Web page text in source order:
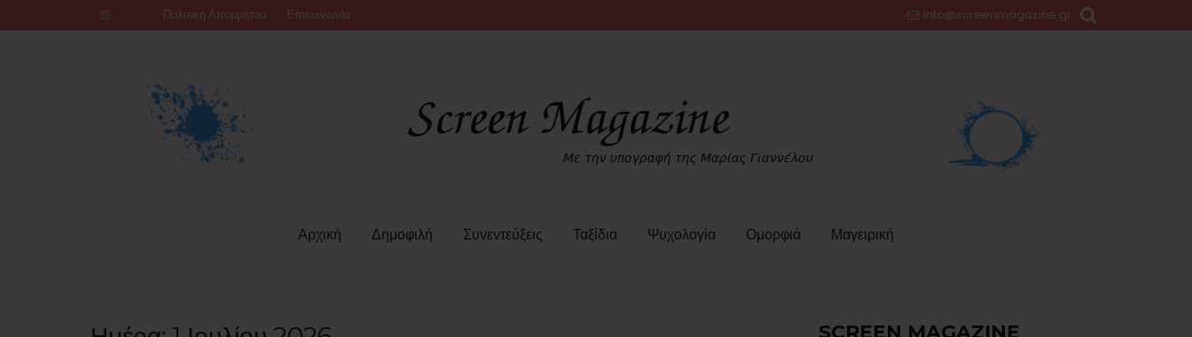
to
Πολιτική Απορρήτου Επικοινωνία info@screenmagazine.gr
Αρχική Δημοφιλή Συνεντεύξεις Ταξίδια Ψυχολογία Ομορφιά Μαγειρική
SCREEN MAGAZINE